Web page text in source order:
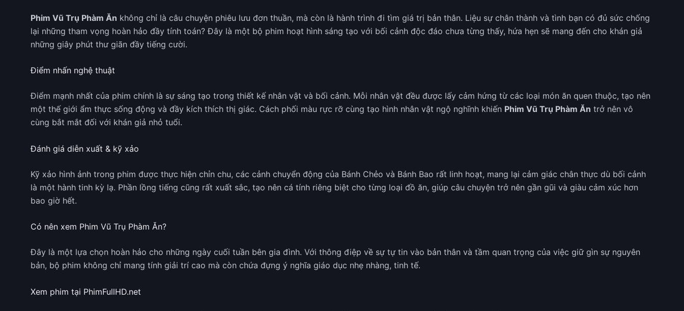
Phim Vũ Trụ Phàm Ăn không chỉ là câu chuyện phiêu lưu đơn thuần, mà còn là hành trình đi tìm giá trị bản thân. Liệu sự chân thành và tình bạn có đủ sức chống
lại những tham vọng hoàn hảo đầy tính toán? Đây là một bộ phim hoạt hình sáng tạo với bối cảnh độc đáo chưa từng thấy, hứa hẹn sẽ mang đến cho khán giả
những giây phút thư giãn đầy tiếng cười.
Điểm nhấn nghệ thuật
Điểm mạnh nhất của phim chính là sự sáng tạo trong thiết kế nhân vật và bối cảnh. Mỗi nhân vật đều được lấy cảm hứng từ các loại món ăn quen thuộc, tạo nên
một thế giới ẩm thực sống động và đầy kích thích thị giác. Cách phối màu rực rỡ cùng tạo hình nhân vật ngộ nghĩnh khiến Phim Vũ Trụ Phàm Ăn trở nên vô
cùng bắt mắt đối với khán giả nhỏ tuổi.
Đánh giá diễn xuất & kỹ xảo
Kỹ xảo hình ảnh trong phim được thực hiện chỉn chu, các cảnh chuyển động của Bánh Chẻo và Bánh Bao rất linh hoạt, mang lại cảm giác chân thực dù bối cảnh
là một hành tinh kỳ lạ. Phần lồng tiếng cũng rất xuất sắc, tạo nên cá tính riêng biệt cho từng loại đồ ăn, giúp câu chuyện trở nên gần gũi và giàu cảm xúc hơn
bao giờ hết.
Có nên xem Phim Vũ Trụ Phàm Ăn?
Đây là một lựa chọn hoàn hảo cho những ngày cuối tuần bên gia đình. Với thông điệp về sự tự tin vào bản thân và tầm quan trọng của việc giữ gìn sự nguyên
bản, bộ phim không chỉ mang tính giải trí cao mà còn chứa đựng ý nghĩa giáo dục nhẹ nhàng, tinh tế.
Xem phim tại PhimFullHD.net